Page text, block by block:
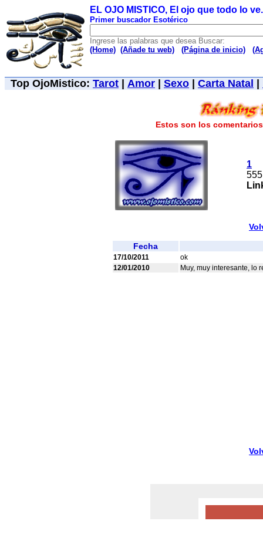
EL OJO MISTICO, El ojo que todo lo
Primer buscador Esotérico
Ingrese las palabras que desea Buscar:
(Home) (Añade tu web) (Página de inicio)
Top OjoMistico: Tarot Amor Sexo Carta Natal
Estos son los
1
555
Fecha
17/10/2011
ok
12/01/2010
Muy, muy interesante, lo